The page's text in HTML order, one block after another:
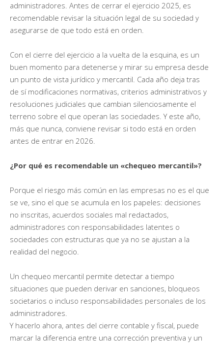
administradores. Antes de cerrar el ejercicio 2025, es
recomendable revisar la situación legal de su sociedad y
asegurarse de que todo está en orden.
Con el cierre del ejercicio a la vuelta de la esquina, es un
buen momento para detenerse y mirar su empresa desde
un punto de vista jurídico y mercantil. Cada año deja tras
de sí modificaciones normativas, criterios administrativos y
resoluciones judiciales que cambian silenciosamente el
terreno sobre el que operan las sociedades. Y este año,
más que nunca, conviene revisar si todo está en orden
antes de entrar en 2026.
¿Por qué es recomendable un «chequeo mercantil»?
Porque el riesgo más común en las empresas no es el que
se ve, sino el que se acumula en los papeles: decisiones
no inscritas, acuerdos sociales mal redactados,
administradores con responsabilidades latentes o
sociedades con estructuras que ya no se ajustan a la
realidad del negocio.
Un chequeo mercantil permite detectar a tiempo
situaciones que pueden derivar en sanciones, bloqueos
societarios o incluso responsabilidades personales de los
administradores.
Y hacerlo ahora, antes del cierre contable y fiscal, puede
marcar la diferencia entre una corrección preventiva y un